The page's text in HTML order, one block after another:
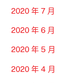
2020 年 7 月
2020 年 6 月
2020 年 5 月
2020 年 4 月